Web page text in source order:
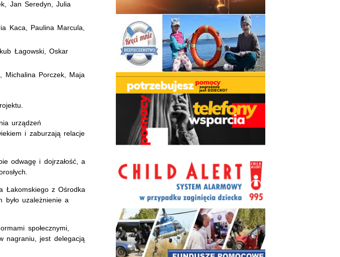
Jan Seredyn, Julia
Kaca, Paulina Marcula,
Łagowski, Oskar
Michalina Porczek, Maja
urządzeń
i zaburzają relacje
odwagę i dojrzałość, a
Łakomskiego z Ośrodka
było uzależnienie a
społecznymi,
nagraniu, jest delegacją